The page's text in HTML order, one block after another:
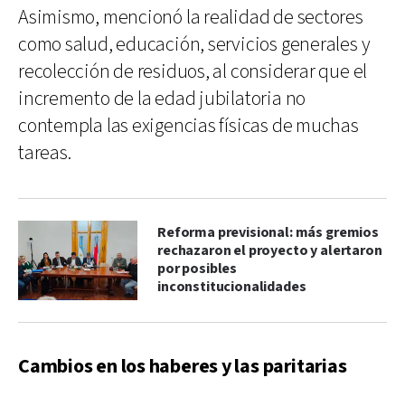
Asimismo, mencionó la realidad de sectores
como salud, educación, servicios generales y
recolección de residuos, al considerar que el
incremento de la edad jubilatoria no
contempla las exigencias físicas de muchas
tareas.
Reforma previsional: más gremios
rechazaron el proyecto y alertaron
por posibles
inconstitucionalidades
Cambios en los haberes y las paritarias